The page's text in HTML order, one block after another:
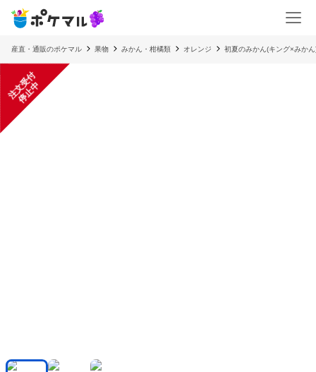
産直・通販のポケマル 果物 みかん・柑橘類 オレンジ 初夏のみかん(キング×みか
注
文
受
付
停
止
中